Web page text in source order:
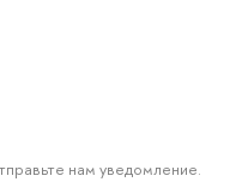
нам уведомление.